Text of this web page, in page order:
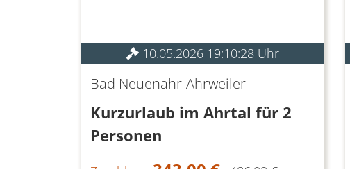
10.05.2026 19:10:28 Uhr
Bad Neuenahr-Ahrweiler
Kurzurlaub im Ahrtal für 2
Personen